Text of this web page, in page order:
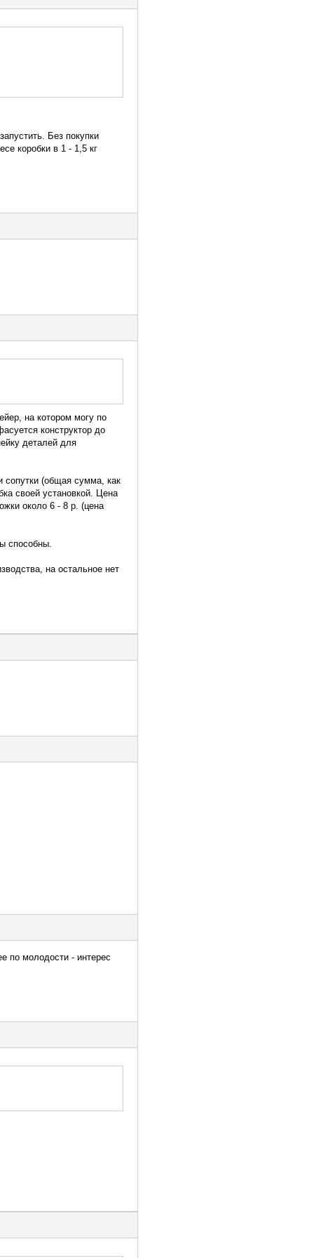
Без покупки
коробки в 1 - 1,5 кг
на котором могу по
конструктор до
деталей для
сопутки (общая сумма, как
своей установкой. Цена
около 6 - 8 р. (цена
способны.
на остальное нет
по молодости - интерес